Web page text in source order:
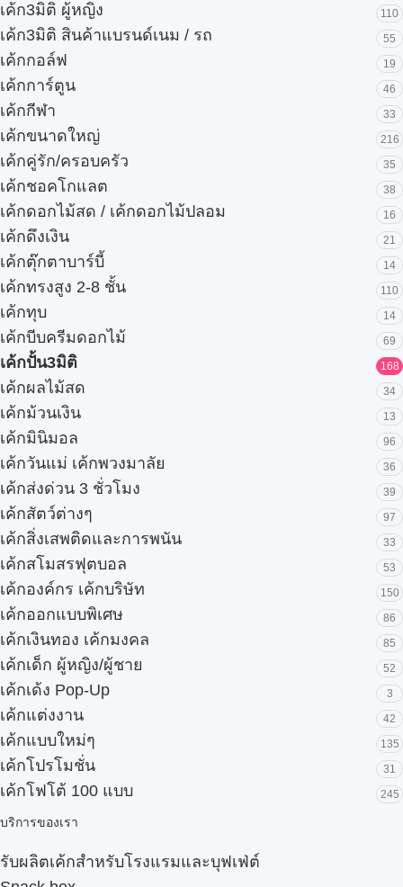
เค้ก3มิติ ผู้หญิง 110
เค้ก3มิติ สินค้าแบรนด์เนม / รถ 55
เค้กกอล์ฟ 19
เค้กการ์ตูน 46
เค้กกีฬา 33
เค้กขนาดใหญ่ 216
เค้กคู่รัก/ครอบครัว 35
เค้กชอคโกแลต 38
เค้กดอกไม้สด / เค้กดอกไม้ปลอม 16
เค้กดึงเงิน 21
เค้กตุ๊กตาบาร์บี้ 14
เค้กทรงสูง 2-8 ชั้น 110
เค้กทุบ 14
เค้กบีบครีมดอกไม้ 69
เค้กปั้น3มิติ 168
เค้กผลไม้สด 34
เค้กม้วนเงิน 13
เค้กมินิมอล 96
เค้กวันแม่ เค้กพวงมาลัย 36
เค้กส่งด่วน 3 ชั่วโมง 39
เค้กสัตว์ต่างๆ 97
เค้กสิ่งเสพติดและการพนัน 33
เค้กสโมสรฟุตบอล 53
เค้กองค์กร เค้กบริษัท 150
เค้กออกแบบพิเศษ 86
เค้กเงินทอง เค้กมงคล 85
เค้กเด็ก ผู้หญิง/ผู้ชาย 52
เค้กเด้ง Pop-Up 3
เค้กแต่งงาน 42
เค้กแบบใหม่ๆ 135
เค้กโปรโมชั่น 31
เค้กโฟโต้ 100 แบบ 245
บริการของเรา
รับผลิตเค้กสำหรับโรงแรมและบุฟเฟ่ต์